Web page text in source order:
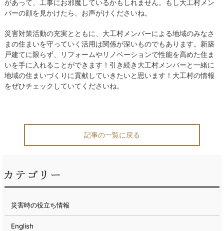
があって、工事にお邪魔しているかもしれません。もし大工村メン
バーの顔を見かけたら、お声がけくださいね。
災害対策活動の充実とともに、大工村メンバーによる地域のみなさ
まの住まいを守っていく活用は関係が深いものでもあります。新築
戸建てに限らず、リフォームやリノベーションで性能を高めた住ま
いを手に入れることができます！引き続き大工村メンバーと一緒に
地域の住まいづくりに貢献していきたいと思います！大工村の情報
をぜひチェックしていてくださいね。
記事の一覧に戻る
災害時の役立ち情報
English